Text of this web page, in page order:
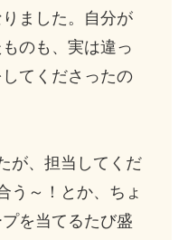
ました。自分が
のも、実は違っ
てくださったの
が、担当してくだ
う～！とか、ちょ
を当てるたび盛